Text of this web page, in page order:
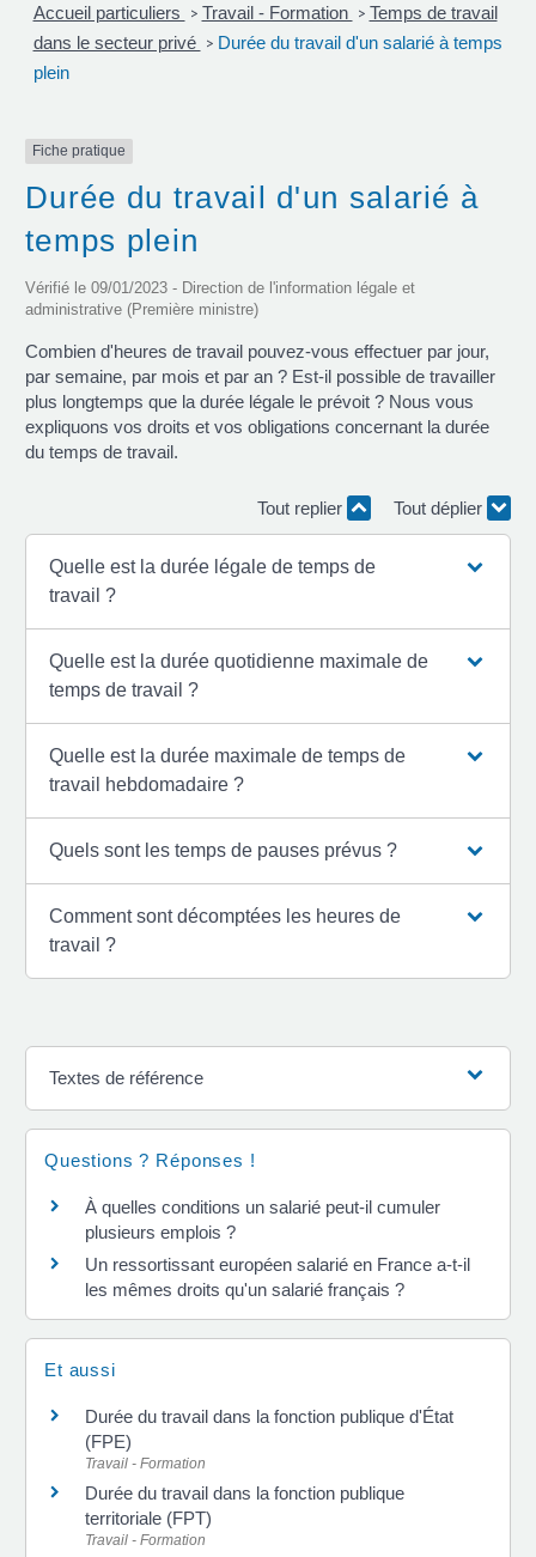
Accueil particuliers > Travail - Formation > Temps de travail
dans le secteur privé > Durée du travail d'un salarié à temps
plein
Fiche pratique
Durée du travail d'un salarié à
temps plein
Vérifié le 09/01/2023 - Direction de l'information légale et
administrative (Première ministre)
Combien d'heures de travail pouvez-vous effectuer par jour,
par semaine, par mois et par an ? Est-il possible de travailler
plus longtemps que la durée légale le prévoit ? Nous vous
expliquons vos droits et vos obligations concernant la durée
du temps de travail.
Tout replier Tout déplier
Quelle est la durée légale de temps de
travail ?
Quelle est la durée quotidienne maximale de
temps de travail ?
Quelle est la durée maximale de temps de
travail hebdomadaire ?
Quels sont les temps de pauses prévus ?
Comment sont décomptées les heures de
travail ?
Textes de référence
Questions ? Réponses !
À quelles conditions un salarié peut-il cumuler
plusieurs emplois ?
Un ressortissant européen salarié en France a-t-il
les mêmes droits qu'un salarié français ?
Et aussi
Durée du travail dans la fonction publique d'État
(FPE)
Travail - Formation
Durée du travail dans la fonction publique
territoriale (FPT)
Travail - Formation